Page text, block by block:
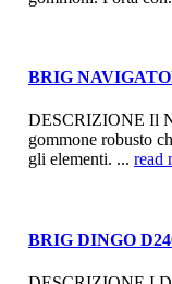
BRIG
DESCRIZIONE Il
gommone robusto
gli elementi. ... read
BRIG DINGO